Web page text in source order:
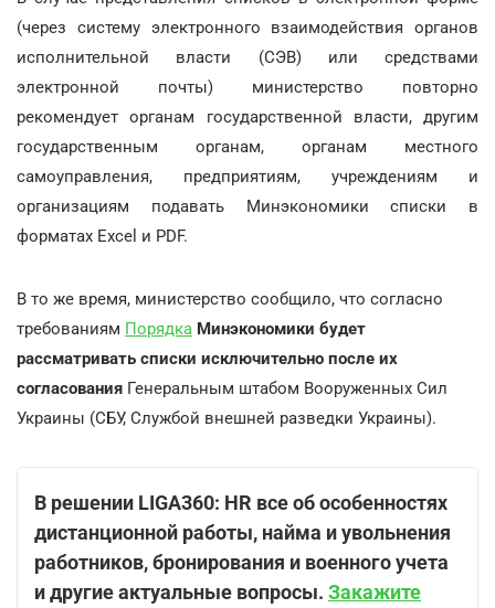
(через систему электронного взаимодействия органов
исполнительной власти (СЭВ) или средствами
электронной почты) министерство повторно
рекомендует органам государственной власти, другим
государственным органам, органам местного
самоуправления, предприятиям, учреждениям и
организациям подавать Минэкономики списки в
форматах Excel и PDF.
В то же время, министерство сообщило, что согласно
требованиям Порядка Минэкономики будет
рассматривать списки исключительно после их
согласования Генеральным штабом Вооруженных Сил
Украины (СБУ, Службой внешней разведки Украины).
В решении LIGA360: HR все об особенностях
дистанционной работы, найма и увольнения
работников, бронирования и военного учета
и другие актуальные вопросы. Закажите